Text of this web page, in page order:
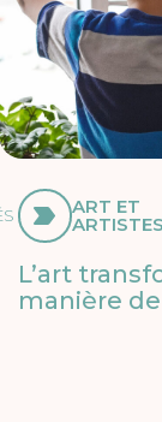
ART ET
L’art
manière